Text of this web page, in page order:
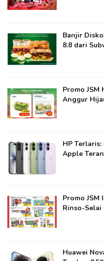
Banjir
8.8 dari
Promo JSM
Anggur
HP
Apple
Promo JSM
Rinso-Selai
Huawei